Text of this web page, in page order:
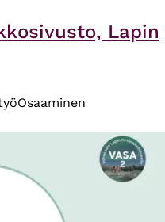
Lapin
Osaaminen